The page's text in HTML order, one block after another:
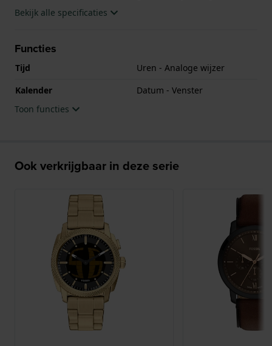
Bekijk alle specificaties
Functies
Tijd
Uren - Analoge wijzer
Kalender
Datum - Venster
Toon functies
Ook verkrijgbaar in deze serie